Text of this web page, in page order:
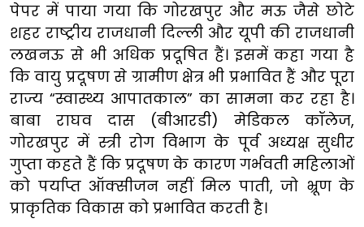
पेपर में पाया गया कि गोरखपुर और मऊ जैसे छोटे
शहर राष्ट्रीय राजधानी दिल्ली और यूपी की राजधानी
लखनऊ से भी अधिक प्रदूषित हैं। इसमें कहा गया है
कि वायु प्रदूषण से ग्रामीण क्षेत्र भी प्रभावित हैं और पूरा
राज्य “स्वास्थ्य आपातकाल” का सामना कर रहा है।
बाबा राघव दास (बीआरडी) मेडिकल कॉलेज,
गोरखपुर में स्त्री रोग विभाग के पूर्व अध्यक्ष सुधीर
गुप्ता कहते हैं कि प्रदूषण के कारण गर्भवती महिलाओं
को पर्याप्त ऑक्सीजन नहीं मिल पाती, जो भ्रूण के
प्राकृतिक विकास को प्रभावित करती है।